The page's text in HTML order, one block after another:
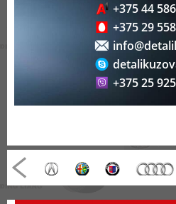
+375 44
+375 29
+375 25